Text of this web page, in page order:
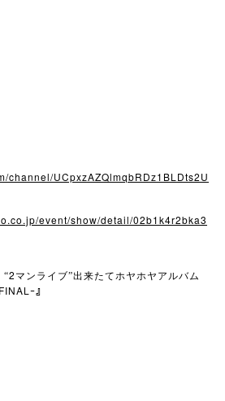
channel/UCpxzAZQlmqbRDz1BLDts2U
event/show/detail/02b1k4r2bka3
“2 マンライブ”出来たてホヤホヤアルバム
ｰ』